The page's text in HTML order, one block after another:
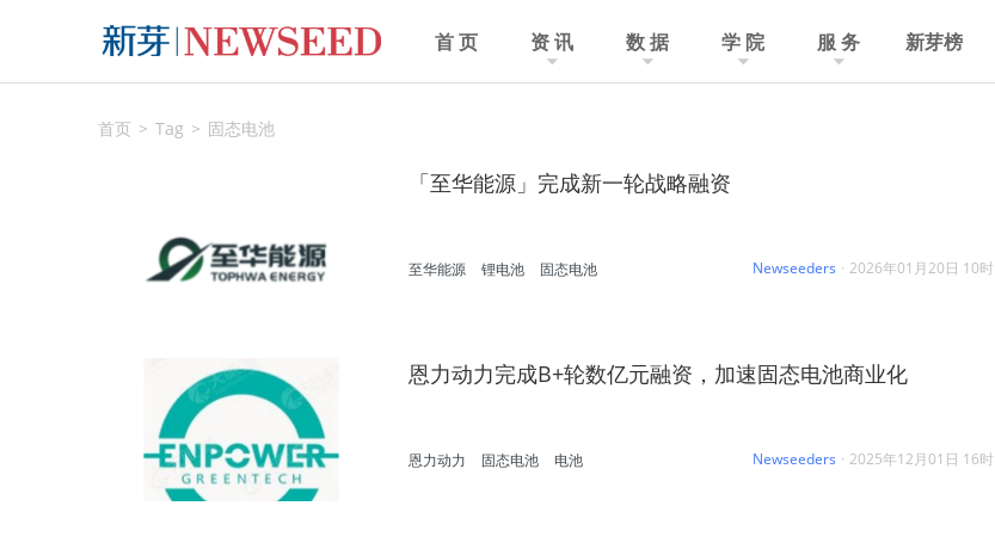
首 页 资 讯 数 据 学 院 服 务 新芽榜
首页 Tag 固态电池
「至华能源」完成新一轮战略融资
Newseeders · 2026年01月20日 10时
至华能源 锂电池 固态电池
恩力动力完成B+轮数亿元融资，加速固态电池商业化
Newseeders · 2025年12月01日 16时
恩力动力 固态电池 电池